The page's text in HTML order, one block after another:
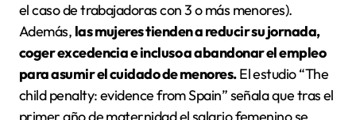
el caso de trabajadoras con 3 o más menores).
Además, las mujeres tienden a reducir su jornada,
coger excedencia e incluso a abandonar el empleo
para asumir el cuidado de menores.El estudio “The
child penalty: evidence from Spain” señala que tras el